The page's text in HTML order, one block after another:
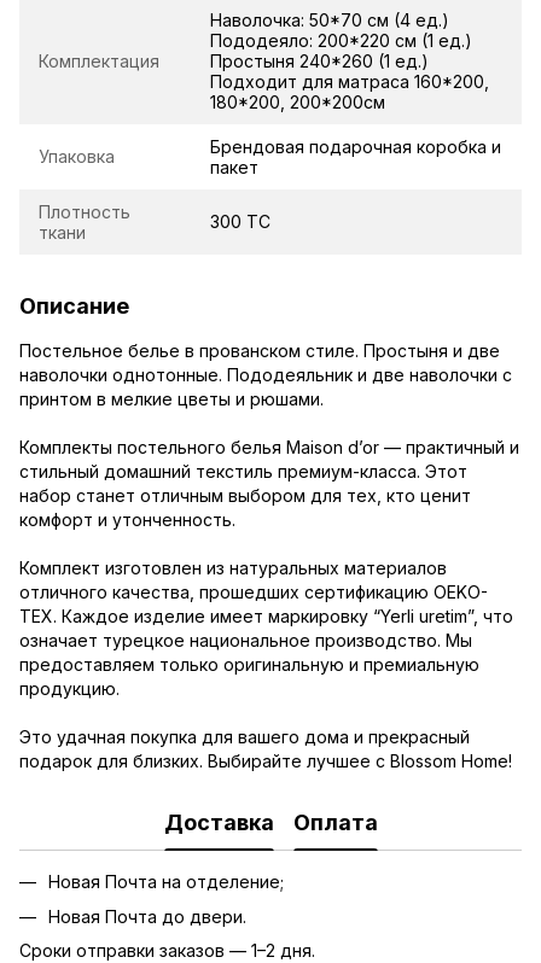
Комплектация
Наволочка: 50*70 см (4 ед.)
Пододеяло: 200*220 см (1 ед.)
Простыня 240*260 (1 ед.)
Подходит для матраса 160*200,
180*200, 200*200см
Упаковка
Брендовая подарочная коробка и
пакет
Плотность
ткани
300 TC
Описание
Постельное белье в прованском стиле. Простыня и две
наволочки однотонные. Пододеяльник и две наволочки с
принтом в мелкие цветы и рюшами.
Комплекты постельного белья Maison d’or — практичный и
стильный домашний текстиль премиум-класса. Этот
набор станет отличным выбором для тех, кто ценит
комфорт и утонченность.
Комплект изготовлен из натуральных материалов
отличного качества, прошедших сертификацию OEKO-
TEX. Каждое изделие имеет маркировку “Yerli uretim”, что
означает турецкое национальное производство. Мы
предоставляем только оригинальную и премиальную
продукцию.
Это удачная покупка для вашего дома и прекрасный
подарок для близких. Выбирайте лучшее с Blossom Home!
Доставка Оплата
Новая Почта на отделение;
Новая Почта до двери.
Сроки отправки заказов — 1–2 дня.